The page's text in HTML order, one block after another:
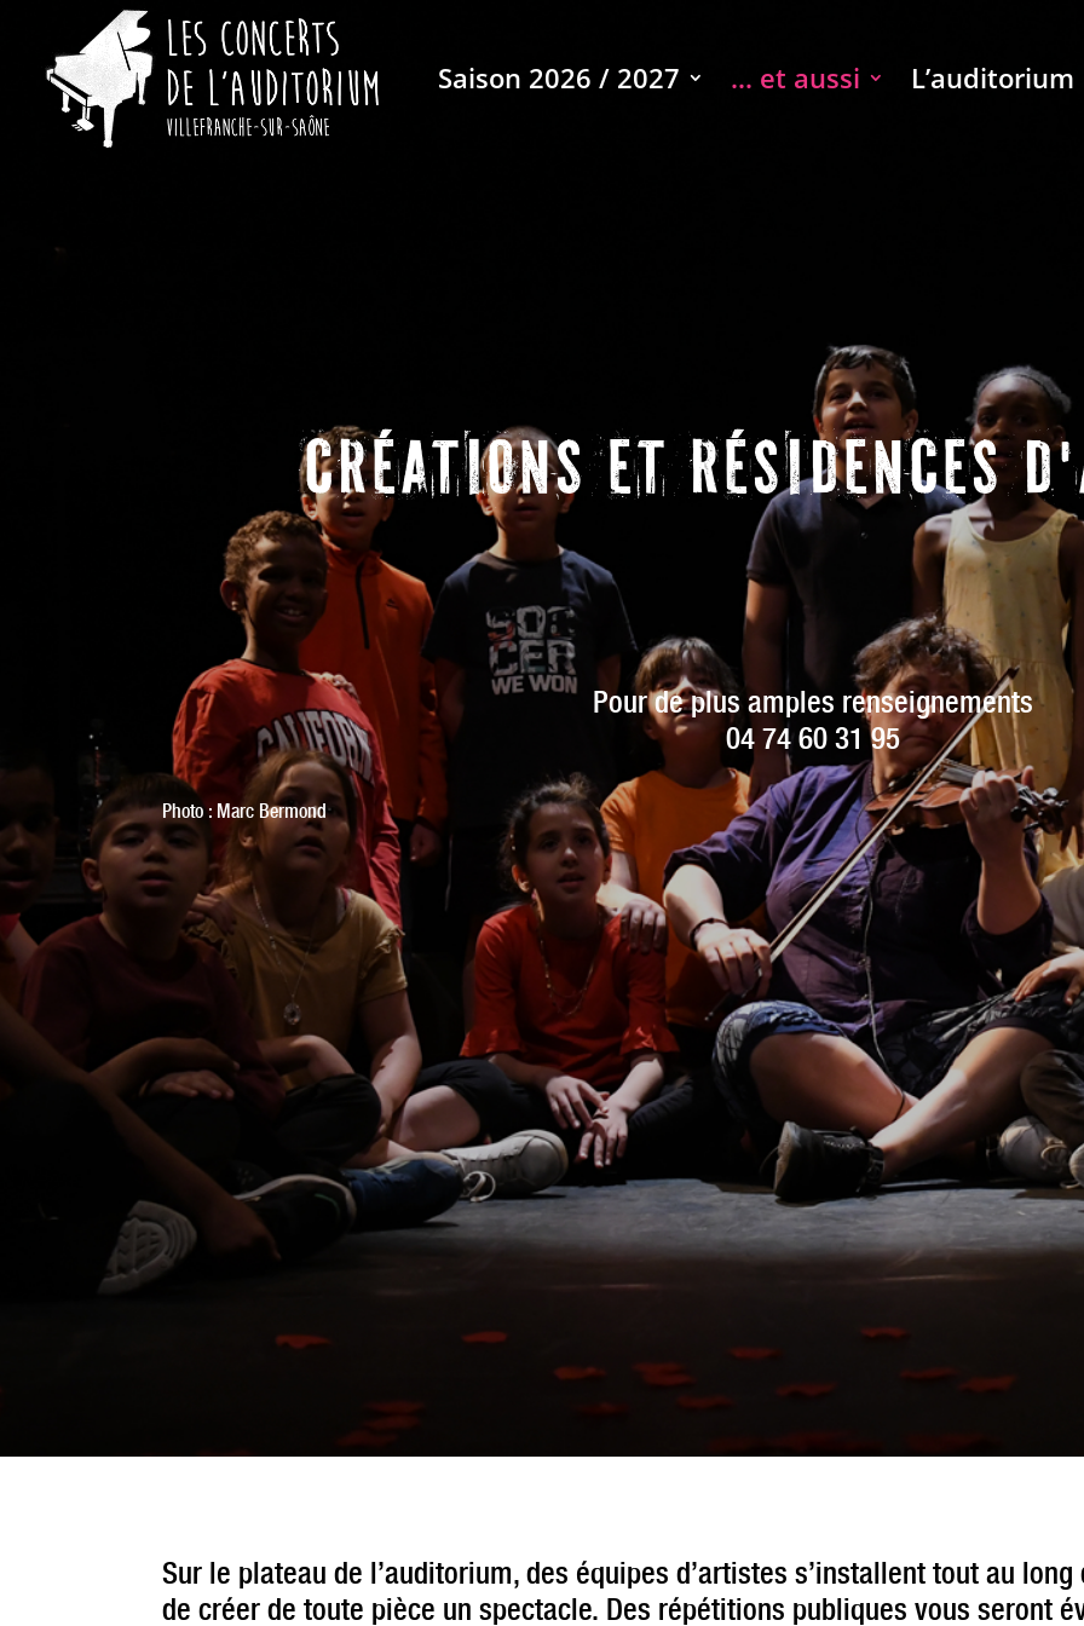
Saison 2026 / 2027 … et aussi L’auditorium
CRÉATIONS ET RÉSIDENCES
Pour de plus amples renseignements
04 74 60 31 95
Photo : Marc Bermond
Sur le plateau de l’auditorium, des équipes d’artistes s’installent tout au
de créer de toute pièce un spectacle. Des répétitions publiques vous seront